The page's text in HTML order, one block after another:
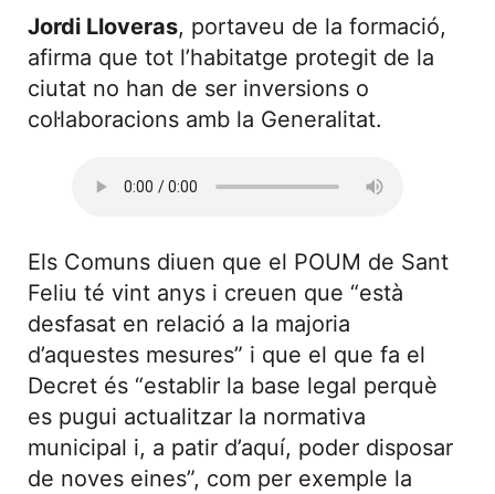
Jordi Lloveras, portaveu de la formació,
afirma que tot l’habitatge protegit de la
ciutat no han de ser inversions o
col·laboracions amb la Generalitat.
Els Comuns diuen que el POUM de Sant
Feliu té vint anys i creuen que “està
desfasat en relació a la majoria
d’aquestes mesures” i que el que fa el
Decret és “establir la base legal perquè
es pugui actualitzar la normativa
municipal i, a patir d’aquí, poder disposar
de noves eines”, com per exemple la